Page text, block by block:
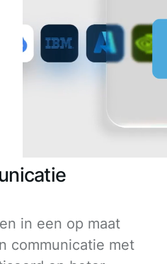
in een op maat
communicatie met